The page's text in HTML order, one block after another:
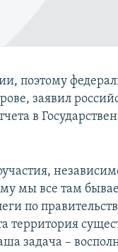
поэтому
заявил
в
мы все там
по
задача –